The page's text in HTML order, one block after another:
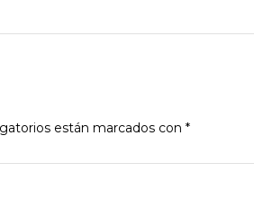
están marcados con *